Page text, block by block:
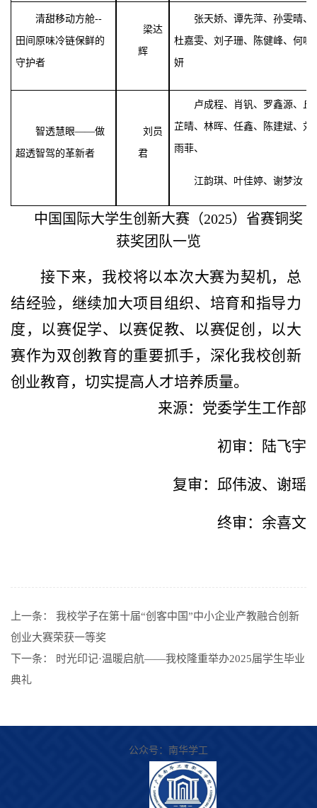
清甜移动方舱--
田间原味冷链保鲜的
守护者
梁达
辉
张天娇、谭先萍、孙雯晴、
杜嘉雯、刘子珊、陈健峰、何咏
妍
智透慧眼——做
超透智驾的革新者
刘员
君
卢成程、肖钒、罗鑫源、丘
芷晴、林晖、任鑫、陈建斌、刘
雨菲、
江韵琪、叶佳婷、谢梦汝
中国国际大学生创新大赛（2025）省赛铜奖
获奖团队一览
接下来，我校将以本次大赛为契机，总
结经验，继续加大项目组织、培育和指导力
度，以赛促学、以赛促教、以赛促创，以大
赛作为双创教育的重要抓手，深化我校创新
创业教育，切实提高人才培养质量。
来源：党委学生工作部
初审：陆飞宇
复审：邱伟波、谢瑶
终审：余喜文
上一条： 我校学子在第十届“创客中国”中小企业产教融合创新
创业大赛荣获一等奖
下一条：
时光印记·温暖启航——我校隆重举办2025届学生毕业
典礼
公众号： 南华学工